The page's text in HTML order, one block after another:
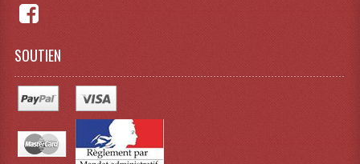
Projecteurs Par : 16 À 64 Et Autres
SOUTIEN